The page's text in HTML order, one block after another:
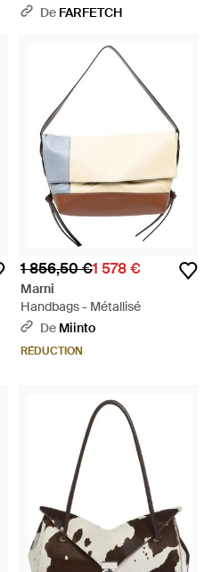
Patch Logo - Violet
De FARFETCH
1 856,50 €1 578 €
Marni
Handbags - Métallisé
De Miinto
RÉDUCTION